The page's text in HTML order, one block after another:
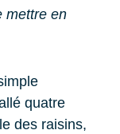
mettre en
quatre
des raisins,